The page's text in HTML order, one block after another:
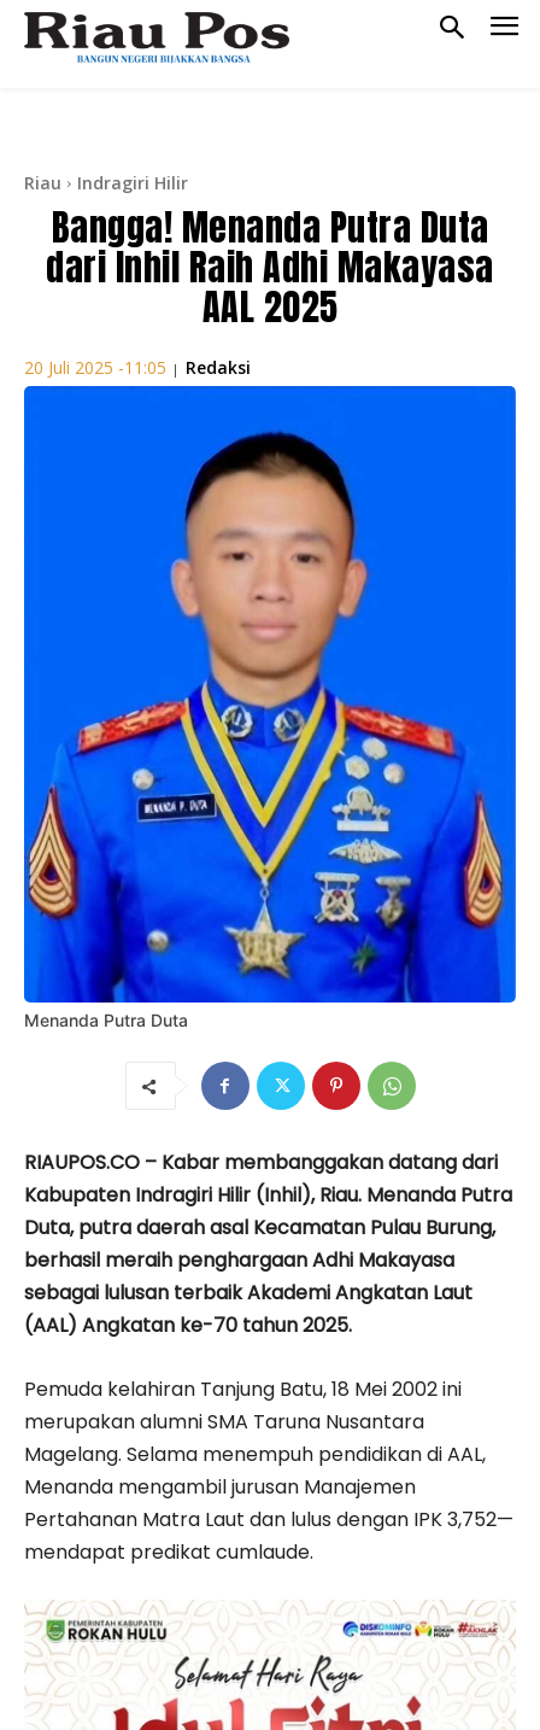
Riau Indragiri Hilir
Bangga! Menanda Putra Duta
dari Inhil Raih Adhi Makayasa
AAL 2025
20 Juli 2025 -11:05 | Redaksi
Menanda Putra Duta
RIAUPOS.CO – Kabar membanggakan datang dari
Kabupaten Indragiri Hilir (Inhil), Riau. Menanda Putra
Duta, putra daerah asal Kecamatan Pulau Burung,
berhasil meraih penghargaan Adhi Makayasa
sebagai lulusan terbaik Akademi Angkatan Laut
(AAL) Angkatan ke-70 tahun 2025.
Pemuda kelahiran Tanjung Batu, 18 Mei 2002 ini
merupakan alumni SMA Taruna Nusantara
Magelang. Selama menempuh pendidikan di AAL,
Menanda mengambil jurusan Manajemen
Pertahanan Matra Laut dan lulus dengan IPK 3,752—
mendapat predikat cumlaude.